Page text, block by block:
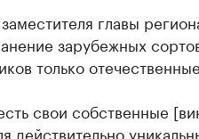
главы
зарубежных
только
свои собственные
действительно